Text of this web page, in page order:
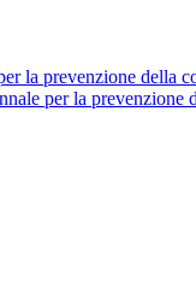
la prevenzione della
per la prevenzione